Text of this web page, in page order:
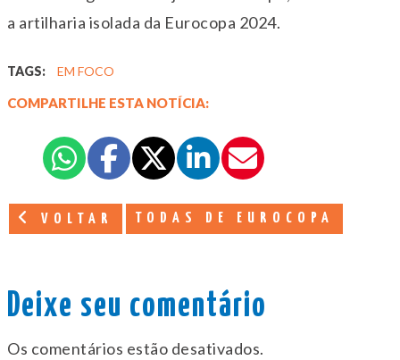
a artilharia isolada da Eurocopa 2024.
TAGS: EM FOCO
COMPARTILHE ESTA NOTÍCIA:
VOLTAR TODAS DE EUROCOPA
Deixe seu comentário
Os comentários estão desativados.